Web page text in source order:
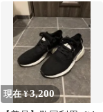
現在 ¥3,200